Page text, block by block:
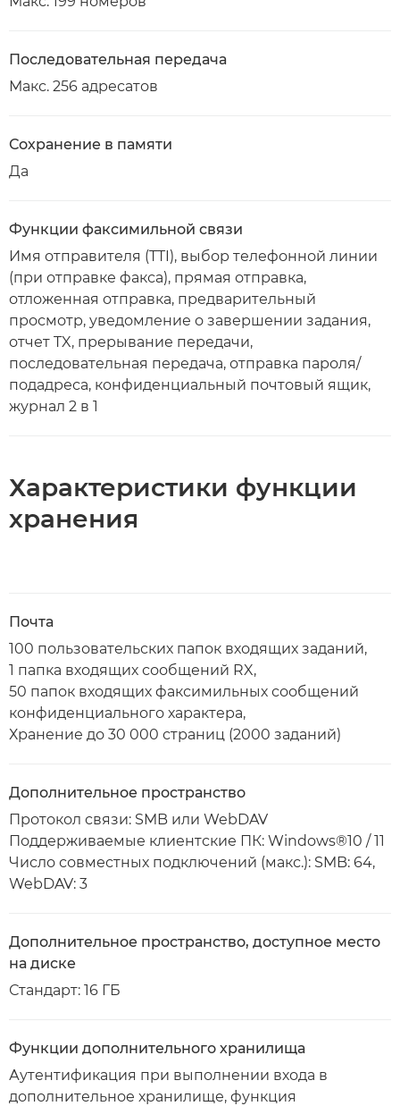
Последовательная передача
Макс. 256 адресатов
Сохранение в памяти
Да
Функции факсимильной связи
Имя отправителя (TTI), выбор телефонной линии
(при отправке факса), прямая отправка,
отложенная отправка, предварительный
просмотр, уведомление о завершении задания,
отчет TX, прерывание передачи,
последовательная передача, отправка пароля/
подадреса, конфиденциальный почтовый ящик,
журнал 2 в 1
Характеристики функции
хранения
Почта
100 пользовательских папок входящих заданий,
1 папка входящих сообщений RX,
50 папок входящих факсимильных сообщений
конфиденциального характера,
Хранение до 30 000 страниц (2000 заданий)
Дополнительное пространство
Протокол связи: SMB или WebDAV
Поддерживаемые клиентские ПК: Windows®10 / 11
Число совместных подключений (макс.): SMB: 64,
WebDAV: 3
Дополнительное пространство, доступное место
на диске
Стандарт: 16 ГБ
Функции дополнительного хранилища
Аутентификация при выполнении входа в
дополнительное хранилище, функция